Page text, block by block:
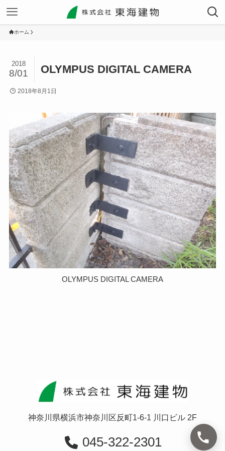
ホーム
OLYMPUS DIGITAL CAMERA
2018
8/01
2018年8月1日
OLYMPUS DIGITAL CAMERA
神奈川県横浜市神奈川区反町1-6-1 川口ビル 2F
045-322-2301